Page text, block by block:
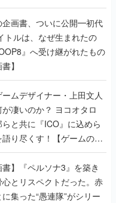
企画書、ついに公開━初代
トルは、なぜ生まれたの
』へ受け継がれたもの
】
ムデザイナー・上田文人
凄いのか？ ヨコオタロ
と共に『ICO』に込めら
り尽くす！【ゲームの企
書】『ペルソナ3』を築き
心とリスペクトだった。赤
集った“愚連隊”がシリー